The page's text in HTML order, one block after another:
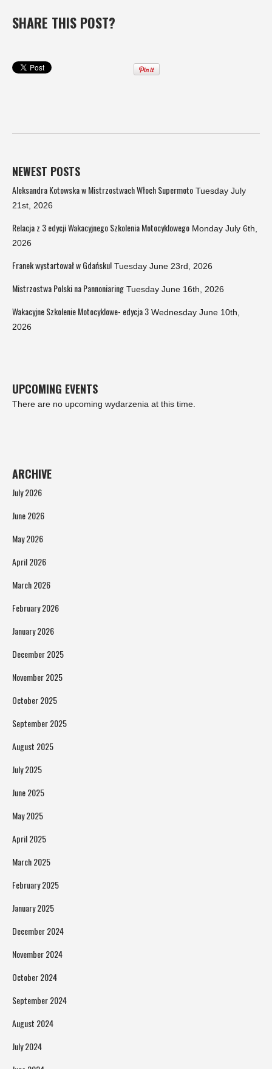
SHARE THIS POST?
NEWEST POSTS
Aleksandra Kotowska w Mistrzostwach Włoch Supermoto Tuesday July
21st, 2026
Relacja z 3 edycji Wakacyjnego Szkolenia Motocyklowego Monday July 6th,
2026
Franek wystartował w Gdańsku! Tuesday June 23rd, 2026
Mistrzostwa Polski na Pannoniaring Tuesday June 16th, 2026
Wakacyjne Szkolenie Motocyklowe- edycja 3 Wednesday June 10th,
2026
UPCOMING EVENTS
There are no upcoming wydarzenia at this time.
ARCHIVE
July 2026
June 2026
May 2026
April 2026
March 2026
February 2026
January 2026
December 2025
November 2025
October 2025
September 2025
August 2025
July 2025
June 2025
May 2025
April 2025
March 2025
February 2025
January 2025
December 2024
November 2024
October 2024
September 2024
August 2024
July 2024